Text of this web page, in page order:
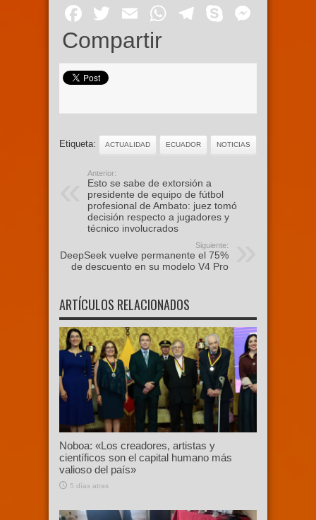
Facebook
Twitter
EmailWhatsApp
Telegram
Skype
Compartir
Etiqueta: ACTUALIDAD ECUADOR NOTICIAS
Anterior:
Esto se sabe de extorsión a
presidente de equipo de fútbol
profesional de Ambato: juez tomó
decisión respecto a jugadores y
técnico involucrados
Siguiente:
DeepSeek vuelve permanente el 75%
de descuento en su modelo V4 Pro
ARTÍCULOS RELACIONADOS
Noboa: «Los creadores, artistas y
científicos son el capital humano más
valioso del país»
5 días atras